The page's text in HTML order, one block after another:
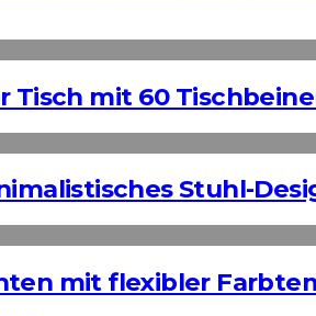
Tisch mit 60
Stuhl-
mit flexibler